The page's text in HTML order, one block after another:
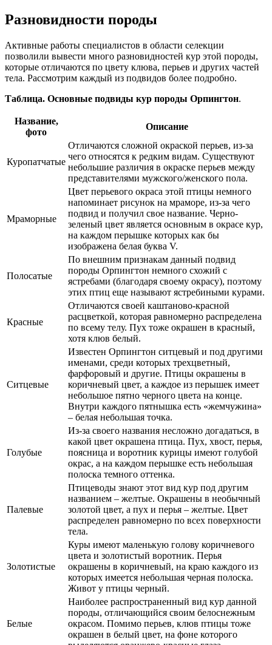
Разновидности породы
Активные работы специалистов в области селекции
позволили вывести много разновидностей кур этой породы,
которые отличаются по цвету клюва, перьев и других частей
тела. Рассмотрим каждый из подвидов более подробно.
Таблица. Основные подвиды кур породы Орпингтон.
Название,
фото
Описание
Куропатчатые
Отличаются сложной окраской перьев, из-за
чего относятся к редким видам. Существуют
небольшие различия в окраске перьев между
представителями мужского/женского пола.
Мраморные
Цвет перьевого окраса этой птицы немного
напоминает рисунок на мраморе, из-за чего
подвид и получил свое название. Черно-
зеленый цвет является основным в окрасе кур,
на каждом перышке которых как бы
изображена белая буква V.
Полосатые
По внешним признакам данный подвид
породы Орпингтон немного схожий с
ястребами (благодаря своему окрасу), поэтому
этих птиц еще называют ястребиными курами.
Красные
Отличаются своей каштаново-красной
расцветкой, которая равномерно распределена
по всему телу. Пух тоже окрашен в красный,
хотя клюв белый.
Ситцевые
Известен Орпингтон ситцевый и под другими
именами, среди которых трехцветный,
фарфоровый и другие. Птицы окрашены в
коричневый цвет, а каждое из перышек имеет
небольшое пятно черного цвета на конце.
Внутри каждого пятнышка есть «жемчужина»
– белая небольшая точка.
Голубые
Из-за своего названия несложно догадаться, в
какой цвет окрашена птица. Пух, хвост, перья,
поясница и воротник курицы имеют голубой
окрас, а на каждом перышке есть небольшая
полоска темного оттенка.
Палевые
Птицеводы знают этот вид кур под другим
названием – желтые. Окрашены в необычный
золотой цвет, а пух и перья – желтые. Цвет
распределен равномерно по всех поверхности
тела.
Золотистые
Куры имеют маленькую голову коричневого
цвета и золотистый воротник. Перья
окрашены в коричневый, на краю каждого из
которых имеется небольшая черная полоска.
Живот у птицы черный.
Белые
Наиболее распространенный вид кур данной
породы, отличающийся своим белоснежным
окрасом. Помимо перьев, клюв птицы тоже
окрашен в белый цвет, на фоне которого